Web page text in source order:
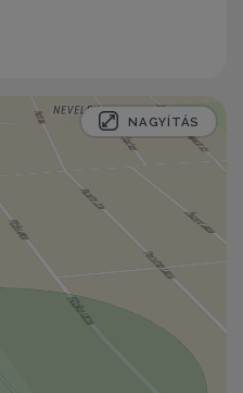
NAGYÍTÁS